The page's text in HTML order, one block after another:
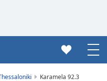
Karamela 92.3